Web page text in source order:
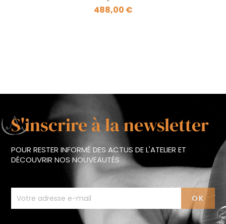
488,00 €
S'inscrire à la newsletter
POUR RESTER INFORMÉ DES ACTUS DE L'ATELIER ET
DÉCOUVRIR NOS NOUVEAUTÉS